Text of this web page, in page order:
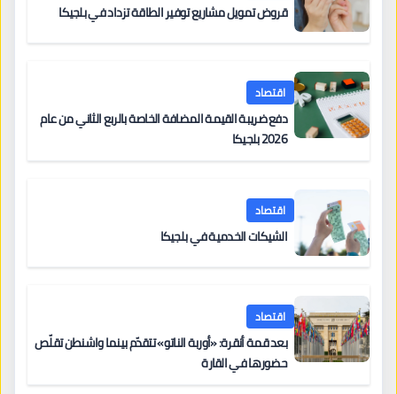
قروض تمويل مشاريع توفير الطاقة تزداد في بلجيكا
اقتصاد
دفع ضريبة القيمة المضافة الخاصة بالربع الثاني من عام
2026 بلجيكا
اقتصاد
الشيكات الخدمية في بلجيكا
اقتصاد
بعد قمة أنقرة: «أوربة الناتو» تتقدّم بينما واشنطن تقلّص
حضورها في القارة